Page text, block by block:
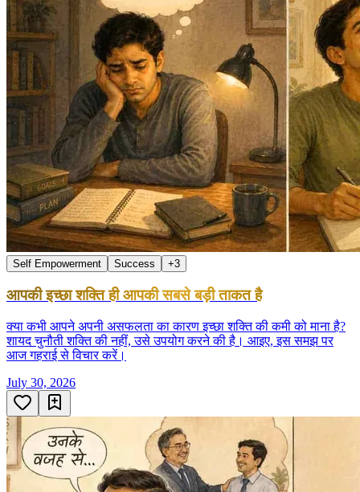
Self Empowerment Success +3
आपकी इच्छा शक्ति ही आपकी सबसे बड़ी ताकत है
क्या कभी आपने अपनी असफलता का कारण इच्छा शक्ति की कमी को माना है?
शायद चुनौती शक्ति की नहीं, उसे उपयोग करने की है। आइए, इस समझ पर
आज गहराई से विचार करें।
July 30, 2026